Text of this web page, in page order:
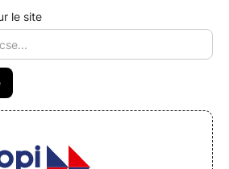
le site